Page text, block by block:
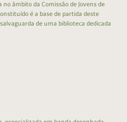
no âmbito da Comissão de Jovens de
é a base de partida deste
de uma biblioteca dedicada